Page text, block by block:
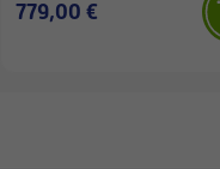
779,00 €